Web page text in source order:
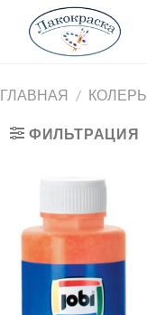
ГЛАВНАЯ /
ФИЛЬТРАЦИЯ